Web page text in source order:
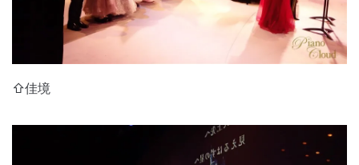
⇧佳境